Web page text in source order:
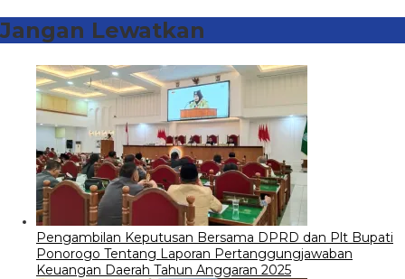
Jangan Lewatkan
Pengambilan Keputusan Bersama DPRD dan Plt Bupati
Ponorogo Tentang Laporan Pertanggungjawaban
Keuangan Daerah Tahun Anggaran 2025